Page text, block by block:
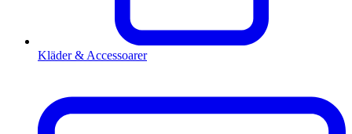
Kläder & Accessoarer